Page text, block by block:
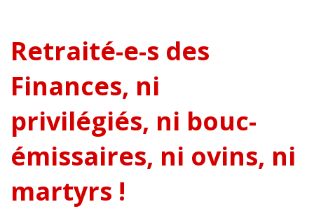
Retraité-e-s des
Finances, ni
privilégiés, ni bouc-
émissaires, ni ovins, ni
martyrs !